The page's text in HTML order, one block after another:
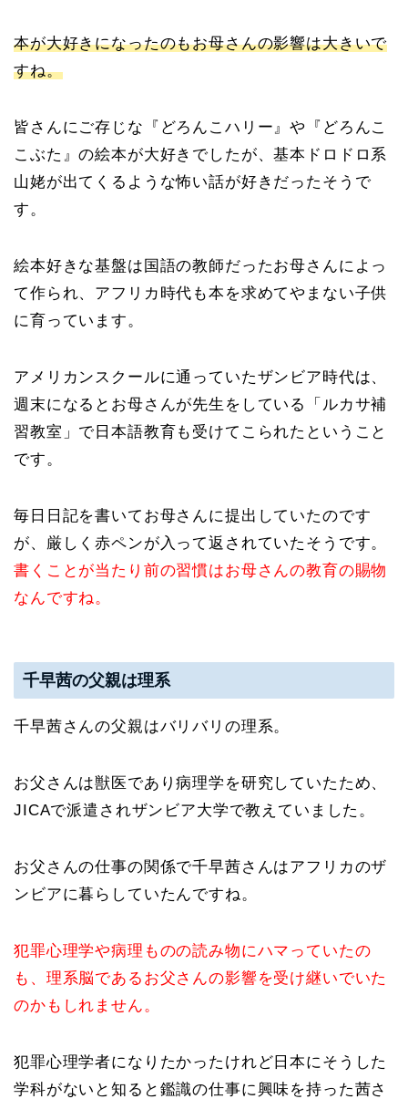
本が大好きになったのもお母さんの影響は大きいで
すね。
皆さんにご存じな『どろんこハリー』や『どろんこ
こぶた』の絵本が大好きでしたが、基本ドロドロ系
山姥が出てくるような怖い話が好きだったそうで
す。
絵本好きな基盤は国語の教師だったお母さんによっ
て作られ、アフリカ時代も本を求めてやまない子供
に育っています。
アメリカンスクールに通っていたザンビア時代は、
週末になるとお母さんが先生をしている「ルカサ補
習教室」で日本語教育も受けてこられたということ
です。
毎日日記を書いてお母さんに提出していたのです
が、厳しく赤ペンが入って返されていたそうです。
書くことが当たり前の習慣はお母さんの教育の賜物
なんですね。
千早茜の父親は理系
千早茜さんの父親はバリバリの理系。
お父さんは獣医であり病理学を研究していたため、
JICAで派遣されザンビア大学で教えていました。
お父さんの仕事の関係で千早茜さんはアフリカのザ
ンビアに暮らしていたんですね。
犯罪心理学や病理ものの読み物にハマっていたの
も、理系脳であるお父さんの影響を受け継いでいた
のかもしれません。
犯罪心理学者になりたかったけれど日本にそうした
学科がないと知ると鑑識の仕事に興味を持った茜さ